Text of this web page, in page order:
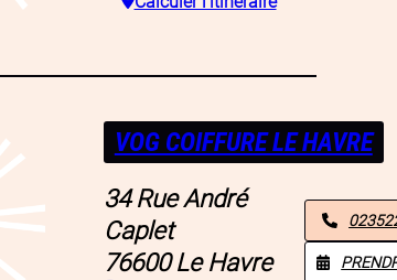
VOG COIFFURE LE HAVRE
34 Rue André
Caplet
76600 Le Havre